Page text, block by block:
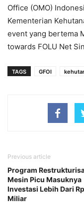
Office (OMO)
Kementerian
event yang bertema
towards FOLU Net
TAGS GFOI
Previous article
Program
Mesin Picu Masuknya
Investasi Lebih Dari
Miliar